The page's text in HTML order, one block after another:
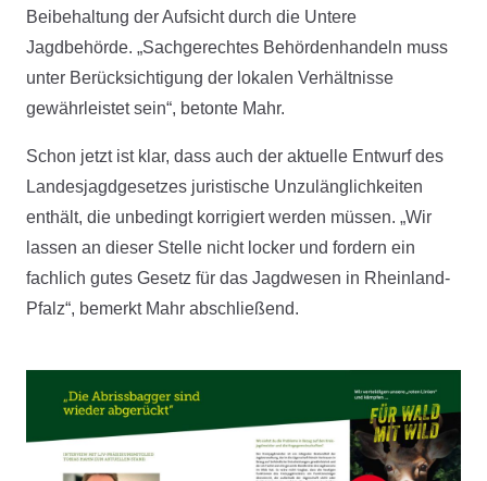
Beibehaltung der Aufsicht durch die Untere
Jagdbehörde. „Sachgerechtes Behördenhandeln muss
unter Berücksichtigung der lokalen Verhältnisse
gewährleistet sein“, betonte Mahr.
Schon jetzt ist klar, dass auch der aktuelle Entwurf des
Landesjagdgesetzes juristische Unzulänglichkeiten
enthält, die unbedingt korrigiert werden müssen. „Wir
lassen an dieser Stelle nicht locker und fordern ein
fachlich gutes Gesetz für das Jagdwesen in Rheinland-
Pfalz“, bemerkt Mahr abschließend.